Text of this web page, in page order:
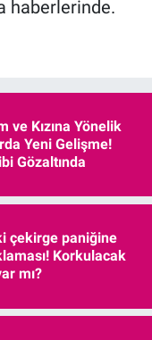
haberlerinde.
ve Kızına Yönelik
Yeni Gelişme!
Gözaltında
çekirge paniğine
Korkulacak
mı?